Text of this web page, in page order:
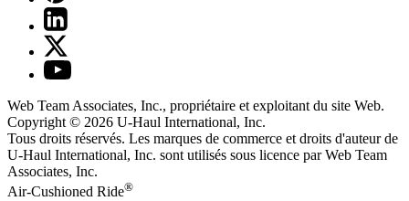
Web Team Associates, Inc., propriétaire et exploitant du site Web.
Copyright © 2026 U-Haul International, Inc.
Tous droits réservés. Les marques de commerce et droits d'auteur de
U-Haul International, Inc. sont utilisés sous licence par Web Team
Associates, Inc.
Air-Cushioned Ride®